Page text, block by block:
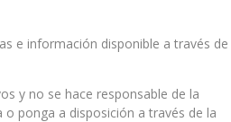
e información disponible a través de
y no se hace responsable de la
ponga a disposición a través de la